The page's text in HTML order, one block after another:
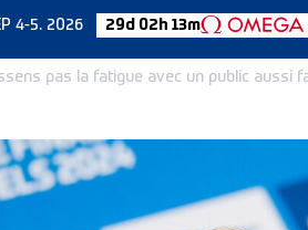
4-5. 2026 29d 02h 13m
pas la fatigue avec un public aussi